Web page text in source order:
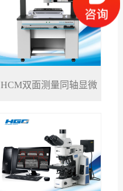
HCM双面测量同轴显微